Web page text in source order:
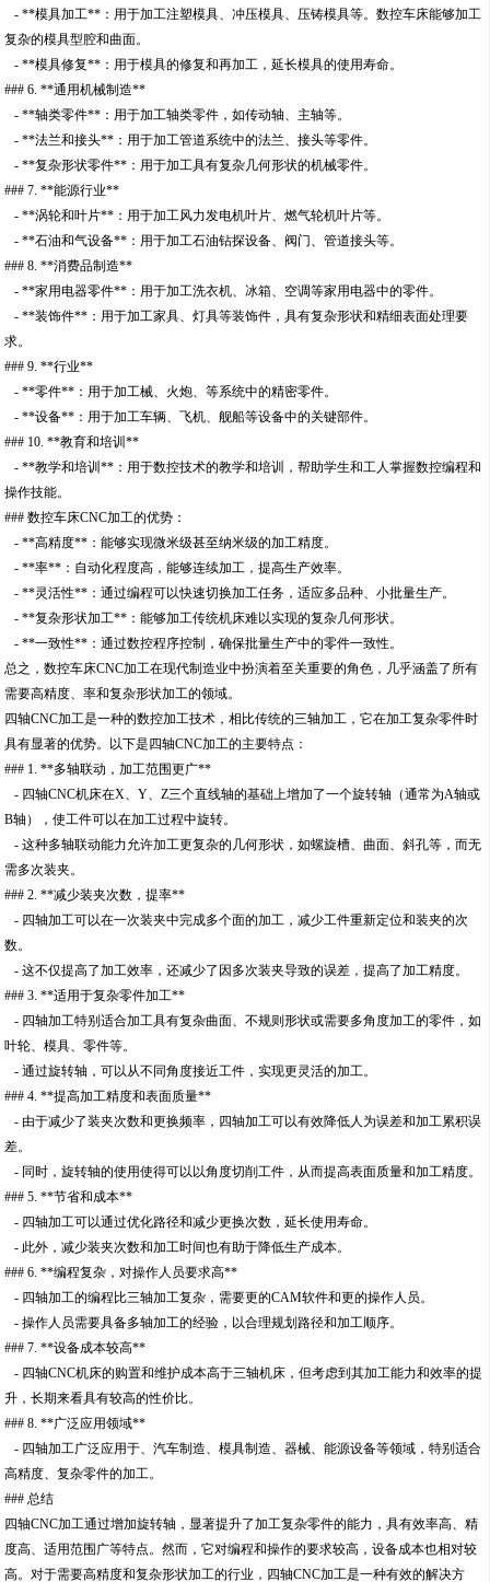
- **模具加工**：用于加工注塑模具、冲压模具、压铸模具等。数控车床能够加工
复杂的模具型腔和曲面。
- **模具修复**：用于模具的修复和再加工，延长模具的使用寿命。
### 6. **通用机械制造**
- **轴类零件**：用于加工轴类零件，如传动轴、主轴等。
- **法兰和接头**：用于加工管道系统中的法兰、接头等零件。
- **复杂形状零件**：用于加工具有复杂几何形状的机械零件。
### 7. **能源行业**
- **涡轮和叶片**：用于加工风力发电机叶片、燃气轮机叶片等。
- **石油和气设备**：用于加工石油钻探设备、阀门、管道接头等。
### 8. **消费品制造**
- **家用电器零件**：用于加工洗衣机、冰箱、空调等家用电器中的零件。
- **装饰件**：用于加工家具、灯具等装饰件，具有复杂形状和精细表面处理要
求。
### 9. **行业**
- **零件**：用于加工械、火炮、等系统中的精密零件。
- **设备**：用于加工车辆、飞机、舰船等设备中的关键部件。
### 10. **教育和培训**
- **教学和培训**：用于数控技术的教学和培训，帮助学生和工人掌握数控编程和
操作技能。
### 数控车床CNC加工的优势：
- **高精度**：能够实现微米级甚至纳米级的加工精度。
- **率**：自动化程度高，能够连续加工，提高生产效率。
- **灵活性**：通过编程可以快速切换加工任务，适应多品种、小批量生产。
- **复杂形状加工**：能够加工传统机床难以实现的复杂几何形状。
- **一致性**：通过数控程序控制，确保批量生产中的零件一致性。
总之，数控车床CNC加工在现代制造业中扮演着至关重要的角色，几乎涵盖了所有
需要高精度、率和复杂形状加工的领域。
四轴CNC加工是一种的数控加工技术，相比传统的三轴加工，它在加工复杂零件时
具有显著的优势。以下是四轴CNC加工的主要特点：
### 1. **多轴联动，加工范围更广**
- 四轴CNC机床在X、Y、Z三个直线轴的基础上增加了一个旋转轴（通常为A轴或
B轴），使工件可以在加工过程中旋转。
- 这种多轴联动能力允许加工更复杂的几何形状，如螺旋槽、曲面、斜孔等，而无
需多次装夹。
### 2. **减少装夹次数，提率**
- 四轴加工可以在一次装夹中完成多个面的加工，减少工件重新定位和装夹的次
数。
- 这不仅提高了加工效率，还减少了因多次装夹导致的误差，提高了加工精度。
### 3. **适用于复杂零件加工**
- 四轴加工特别适合加工具有复杂曲面、不规则形状或需要多角度加工的零件，如
叶轮、模具、零件等。
- 通过旋转轴，可以从不同角度接近工件，实现更灵活的加工。
### 4. **提高加工精度和表面质量**
- 由于减少了装夹次数和更换频率，四轴加工可以有效降低人为误差和加工累积误
差。
- 同时，旋转轴的使用使得可以以角度切削工件，从而提高表面质量和加工精度。
### 5. **节省和成本**
- 四轴加工可以通过优化路径和减少更换次数，延长使用寿命。
- 此外，减少装夹次数和加工时间也有助于降低生产成本。
### 6. **编程复杂，对操作人员要求高**
- 四轴加工的编程比三轴加工复杂，需要更的CAM软件和更的操作人员。
- 操作人员需要具备多轴加工的经验，以合理规划路径和加工顺序。
### 7. **设备成本较高**
- 四轴CNC机床的购置和维护成本高于三轴机床，但考虑到其加工能力和效率的提
升，长期来看具有较高的性价比。
### 8. **广泛应用领域**
- 四轴加工广泛应用于、汽车制造、模具制造、器械、能源设备等领域，特别适合
高精度、复杂零件的加工。
### 总结
四轴CNC加工通过增加旋转轴，显著提升了加工复杂零件的能力，具有效率高、精
度高、适用范围广等特点。然而，它对编程和操作的要求较高，设备成本也相对较
高。对于需要高精度和复杂形状加工的行业，四轴CNC加工是一种有效的解决方